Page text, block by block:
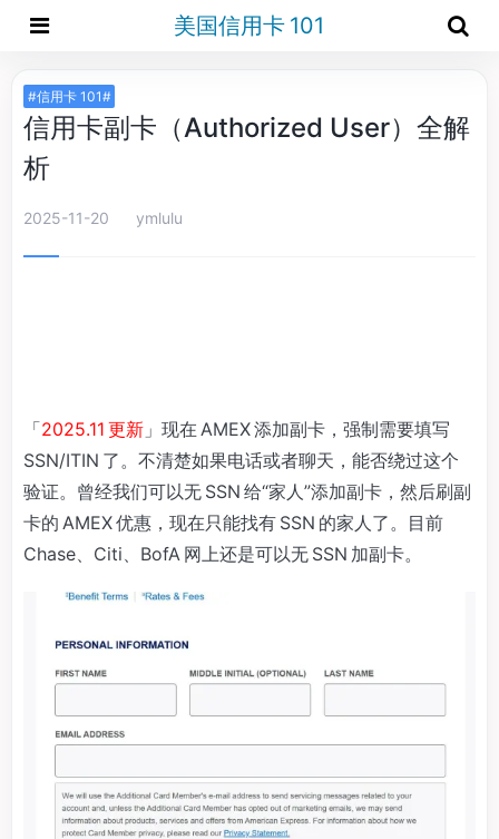
美国信用卡 101
#信用卡 101#
信用卡副卡（Authorized User）全解
析
2025-11-20 ymlulu
「2025.11 更新 」现在 AMEX 添加副卡，强制需要填写
SSN/ITIN 了。不清楚如果电话或者聊天，能否绕过这个
验证。曾经我们可以无 SSN 给“家人”添加副卡，然后刷副
卡的 AMEX 优惠，现在只能找有 SSN 的家人了。目前
Chase、Citi、BofA 网上还是可以无 SSN 加副卡。